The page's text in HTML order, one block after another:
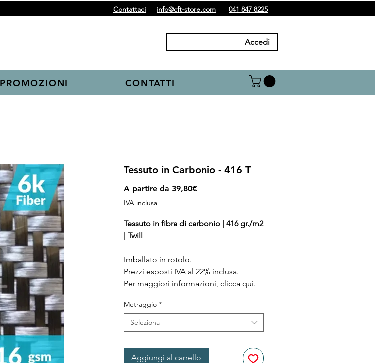
Contattaci info@cft-store.com 041 847 8225
Accedi
PROMOZIONI CONTATTI
Tessuto in Carbonio - 416 T
A partire da 39,80€Prezzo
IVA inclusa
Tessuto in fibra di carbonio | 416 gr./m2
| Twill
Imballato in rotolo.
Prezzi esposti IVA al 22% inclusa.
Per maggiori informazioni, clicca qui.
Metraggio *
Seleziona
Aggiungi al carrello